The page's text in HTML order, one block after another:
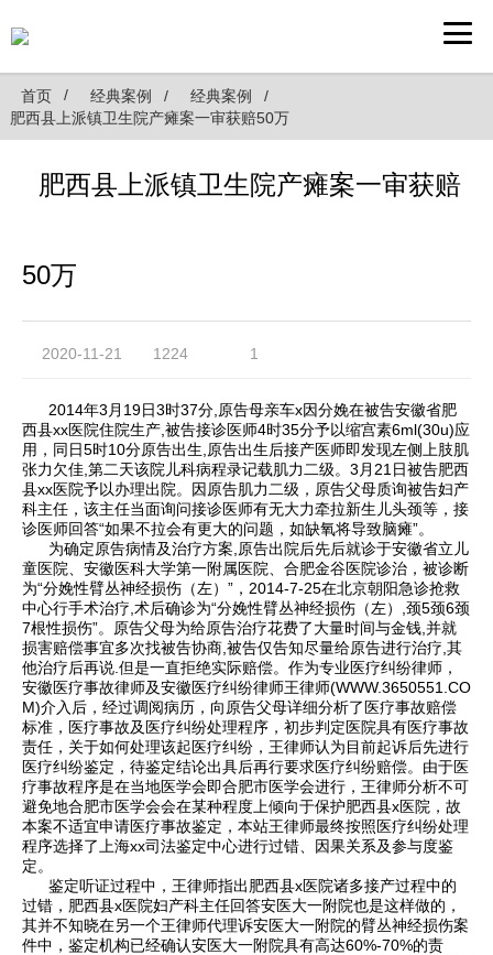
首页 经典案例
经典案例
肥西县上派镇卫生院产瘫案一审获赔50万
肥西县上派镇卫生院产瘫案一审获赔
50万
2020-11-21 1224 1
2014年3月19日3时37分,原告母亲车x因分娩在被告安徽省肥
西县xx医院住院生产,被告接诊医师4时35分予以缩宫素6ml(30u)应
用，同日5时10分原告出生,原告出生后接产医师即发现左侧上肢肌
张力欠佳,第二天该院儿科病程录记载肌力二级。3月21日被告肥西
县xx医院予以办理出院。因原告肌力二级，原告父母质询被告妇产
科主任，该主任当面询问接诊医师有无大力牵拉新生儿头颈等，接
诊医师回答“如果不拉会有更大的问题，如缺氧将导致脑瘫”。
为确定原告病情及治疗方案,原告出院后先后就诊于安徽省立儿
童医院、安徽医科大学第一附属医院、合肥金谷医院诊治，被诊断
为“分娩性臂丛神经损伤（左）”，2014-7-25在北京朝阳急诊抢救
中心行手术治疗,术后确诊为“分娩性臂丛神经损伤（左）,颈5颈6颈
7根性损伤”。原告父母为给原告治疗花费了大量时间与金钱,并就
损害赔偿事宜多次找被告协商,被告仅告知尽量给原告进行治疗,其
他治疗后再说.但是一直拒绝实际赔偿。作为专业医疗纠纷律师，
安徽医疗事故律师及安徽医疗纠纷律师王律师(WWW.3650551.CO
M)介入后，经过调阅病历，向原告父母详细分析了医疗事故赔偿
标准，医疗事故及医疗纠纷处理程序，初步判定医院具有医疗事故
责任，关于如何处理该起医疗纠纷，王律师认为目前起诉后先进行
医疗纠纷鉴定，待鉴定结论出具后再行要求医疗纠纷赔偿。由于医
疗事故程序是在当地医学会即合肥市医学会进行，王律师分析不可
避免地合肥市医学会会在某种程度上倾向于保护肥西县x医院，故
本案不适宜申请医疗事故鉴定，本站王律师最终按照医疗纠纷处理
程序选择了上海xx司法鉴定中心进行过错、因果关系及参与度鉴
定。
鉴定听证过程中，王律师指出肥西县x医院诸多接产过程中的
过错，肥西县x医院妇产科主任回答安医大一附院也是这样做的，
其并不知晓在另一个王律师代理诉安医大一附院的臂丛神经损伤案
件中，鉴定机构已经确认安医大一附院具有高达60%-70%的责